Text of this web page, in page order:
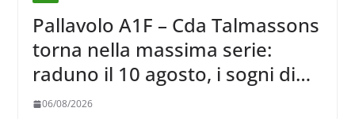
Pallavolo A1F – Cda Talmassons
torna nella massima serie:
raduno il 10 agosto, i sogni di
salvezza di Julie Lengweiler,
06/08/2026